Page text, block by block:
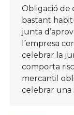
Obligació de
bastant
junta
l’empresa
celebrar la
comporta
mercantil
celebrar una